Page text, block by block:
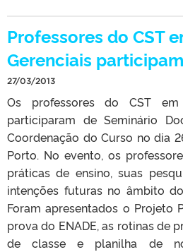
Professores do CST
Gerenciais
27/03/2013
Os professores do CST em
participaram de Seminário
Coordenação do Curso no dia
Porto. No evento, os
práticas de ensino, suas
intenções futuras no âmbito
Foram apresentados o Projeto
prova do ENADE, as rotinas de
de classe e planilha de